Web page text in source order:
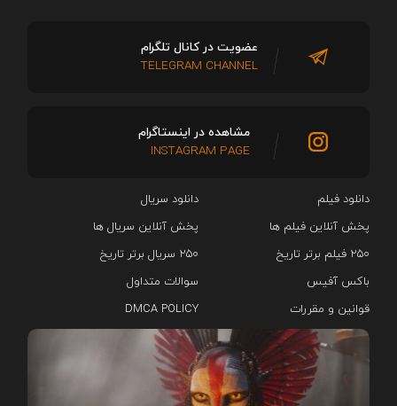
دانلود فیلم
دانلود سریال‌
پخش آنلاین فیلم ها
پخش آنلاین سریال ها
۲۵۰ فیلم برتر تاریخ
۲۵۰ سریال برتر تاریخ
باکس آفیس
سوالات متداول
قوانین و مقررات
DMCA POLICY
عضویت در کانال تلگرام
TELEGRAM CHANNEL
مشاهده در اینستاگرام
INSTAGRAM PAGE